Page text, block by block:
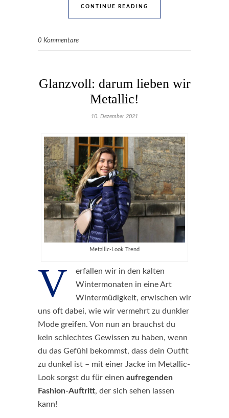
CONTINUE READING
0 Kommentare
Glanzvoll: darum lieben wir
Metallic!
10. Dezember 2021
Metallic-Look Trend
V
erfallen wir in den kalten
Wintermonaten in eine Art
Wintermüdigkeit, erwischen wir
uns oft dabei, wie wir vermehrt zu dunkler
Mode greifen. Von nun an brauchst du
kein schlechtes Gewissen zu haben, wenn
du das Gefühl bekommst, dass dein Outfit
zu dunkel ist – mit einer Jacke im Metallic-
Look sorgst du für einen aufregenden
Fashion-Auftritt, der sich sehen lassen
kann!